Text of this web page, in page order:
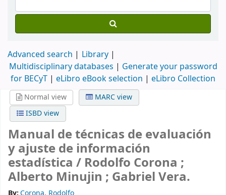
Advanced search
Library
Multidisciplinary databases | Generate your password
for BECyT | eLibro eBook selection | eLibro Collection
Normal view
MARC view
ISBD view
Manual de técnicas de evaluación
y ajuste de información
estadística / Rodolfo Corona ;
Alberto Minujin ; Gabriel Vera.